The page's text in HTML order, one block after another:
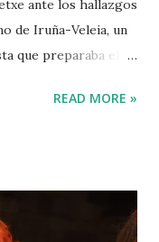
ante los hallazgos
de Iruña-Veleia, un
que preparaba el
sonrojante RIP en
desde el Nilo
Mi informador y
READ MORE »